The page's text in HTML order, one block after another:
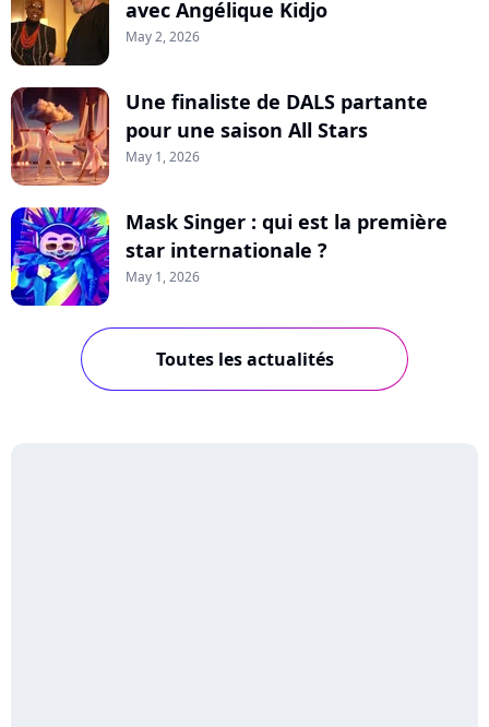
avec Angélique Kidjo
May 2, 2026
Une finaliste de DALS partante
pour une saison All Stars
May 1, 2026
Mask Singer : qui est la première
star internationale ?
May 1, 2026
Toutes les actualités